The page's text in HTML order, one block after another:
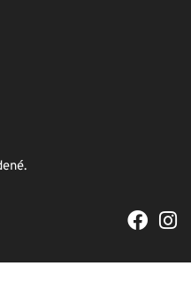
F
a
e
I
n
t